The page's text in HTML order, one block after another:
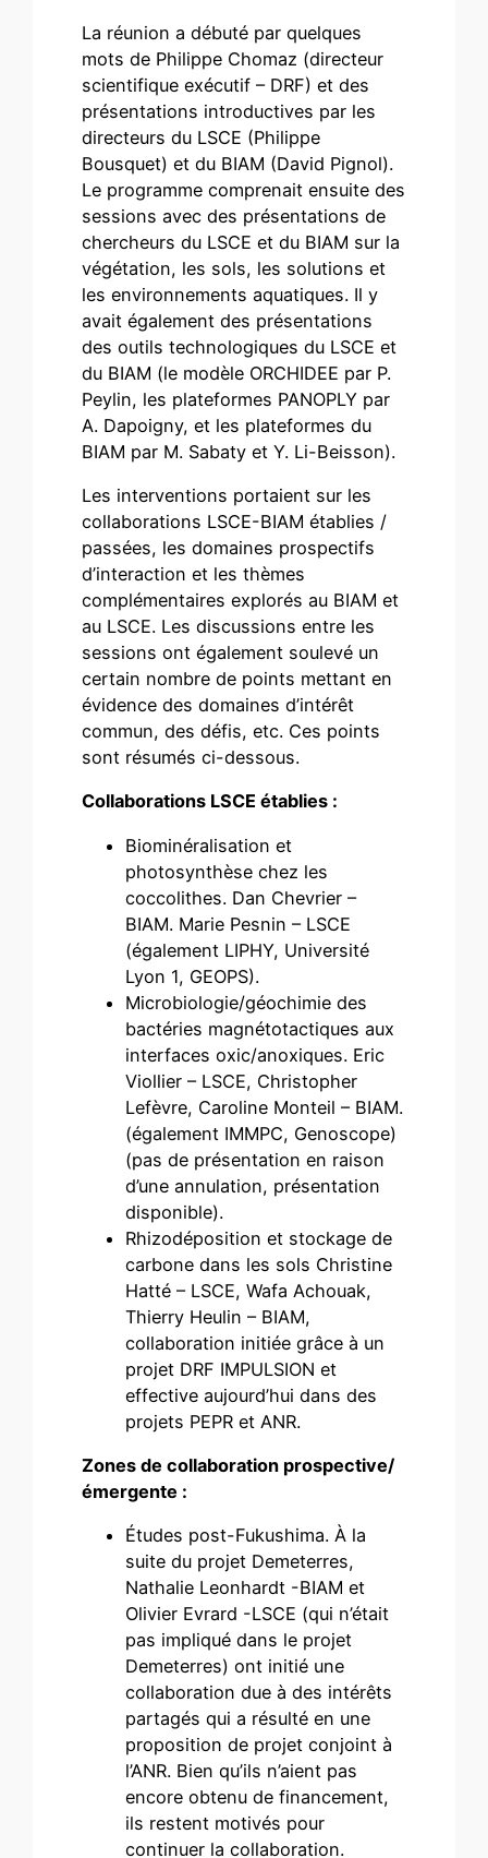
La réunion a débuté par quelques
mots de Philippe Chomaz (directeur
scientifique exécutif – DRF) et des
présentations introductives par les
directeurs du LSCE (Philippe
Bousquet) et du BIAM (David Pignol).
Le programme comprenait ensuite des
sessions avec des présentations de
chercheurs du LSCE et du BIAM sur la
végétation, les sols, les solutions et
les environnements aquatiques. Il y
avait également des présentations
des outils technologiques du LSCE et
du BIAM (le modèle ORCHIDEE par P.
Peylin, les plateformes PANOPLY par
A. Dapoigny, et les plateformes du
BIAM par M. Sabaty et Y. Li-Beisson).
Les interventions portaient sur les
collaborations LSCE-BIAM établies /
passées, les domaines prospectifs
d’interaction et les thèmes
complémentaires explorés au BIAM et
au LSCE. Les discussions entre les
sessions ont également soulevé un
certain nombre de points mettant en
évidence des domaines d’intérêt
commun, des défis, etc. Ces points
sont résumés ci-dessous.
Collaborations LSCE établies :
Biominéralisation et
photosynthèse chez les
coccolithes. Dan Chevrier –
BIAM. Marie Pesnin – LSCE
(également LIPHY, Université
Lyon 1, GEOPS).
Microbiologie/géochimie des
bactéries magnétotactiques aux
interfaces oxic/anoxiques. Eric
Viollier – LSCE, Christopher
Lefèvre, Caroline Monteil – BIAM.
(également IMMPC, Genoscope)
(pas de présentation en raison
d’une annulation, présentation
disponible).
Rhizodéposition et stockage de
carbone dans les sols Christine
Hatté – LSCE, Wafa Achouak,
Thierry Heulin – BIAM,
collaboration initiée grâce à un
projet DRF IMPULSION et
effective aujourd’hui dans des
projets PEPR et ANR.
Zones de collaboration prospective/
émergente :
Études post-Fukushima. À la
suite du projet Demeterres,
Nathalie Leonhardt -BIAM et
Olivier Evrard -LSCE (qui n’était
pas impliqué dans le projet
Demeterres) ont initié une
collaboration due à des intérêts
partagés qui a résulté en une
proposition de projet conjoint à
l’ANR. Bien qu’ils n’aient pas
encore obtenu de financement,
ils restent motivés pour
continuer la collaboration.